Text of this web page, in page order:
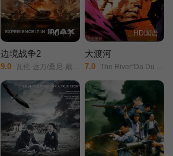
HD中字
边境战争2
9.0 瓦伦·达万/桑尼·戴尔/迪尔吉特·多桑/阿汗·谢迪/Nitish Nirmal/Vinali Bhatnagar/Sai Dibyajyoti Behera/Aman Mishra Dz/Dj Sarvam Music/
HD国语
大渡河
7.0 The River“Da Du He”/Cross The DADU River/